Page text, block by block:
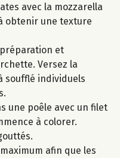
avec la mozzarella
obtenir une texture
et
Versez la
soufflé individuels
une poêle avec un filet
à colorer.
afin que les